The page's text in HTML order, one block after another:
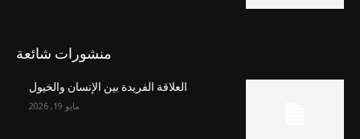
منشورات شائعة
العلاقة الفريدة بين الإنسان والخيول
مايو 19, 2026